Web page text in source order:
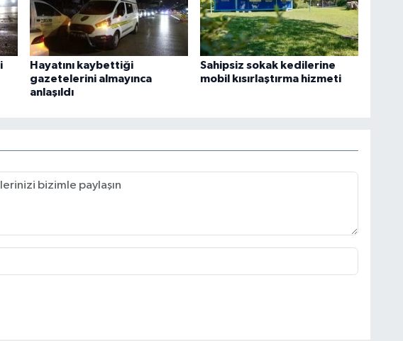
Hayatını kaybettiği
gazetelerini almayınca
anlaşıldı
Sahipsiz sokak kedilerine
mobil kısırlaştırma hizmeti